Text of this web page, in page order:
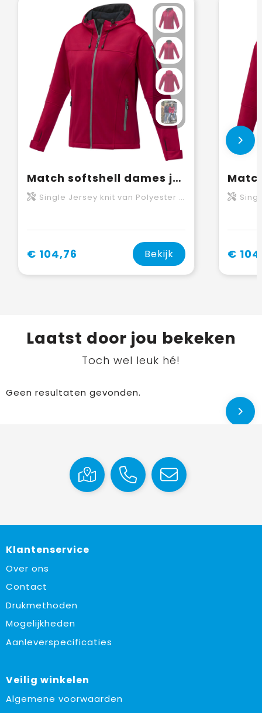
Match softshell dames jas
Single Jersey knit van Polyester Elastaan, 360 g/m2, Bonding, Micro fleece van Polyester
€ 104,76 Bekijk
Single
€
Laatst door jou bekeken
Toch wel leuk hé!
Geen resultaten gevonden.
Klantenservice
Over ons
Contact
Drukmethoden
Mogelijkheden
Aanleverspecificaties
Veilig winkelen
Algemene voorwaarden